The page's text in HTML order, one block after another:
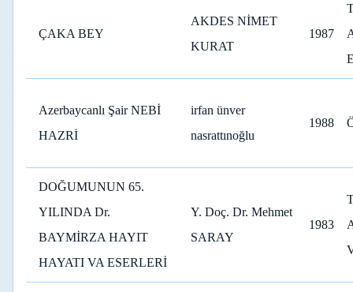
ÇAKA BEY
AKDES NİMET
KURAT
1987
Azerbaycanlı Şair NEBİ
HAZRİ
irfan ünver
nasrattınoğlu
1988
DOĞUMUNUN 65.
YILINDA Dr.
BAYMİRZA HAYIT
HAYATI VA ESERLERİ
Y. Doç. Dr. Mehmet
SARAY
1983